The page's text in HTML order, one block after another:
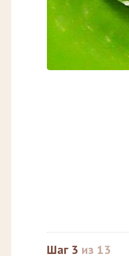
Шаг 3 из 13